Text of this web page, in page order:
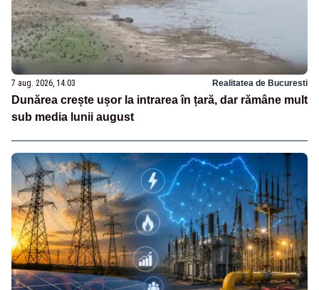
7 aug. 2026, 14:03 Realitatea de Bucuresti
Dunărea crește ușor la intrarea în țară, dar rămâne mult
sub media lunii august